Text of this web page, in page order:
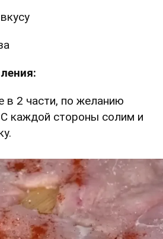
в 2 части, по желанию
каждой стороны солим и